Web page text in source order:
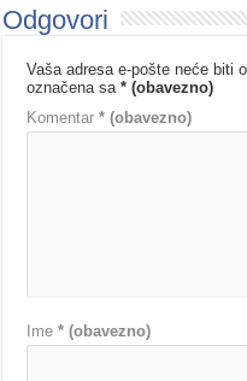
Odgovori
Vaša adresa e-pošte neće biti
označena sa* (obavezno)
Komentar* (obavezno)
Ime* (obavezno)